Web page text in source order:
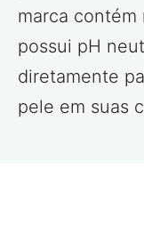
marca contém
possui pH
diretamente
pele em suas